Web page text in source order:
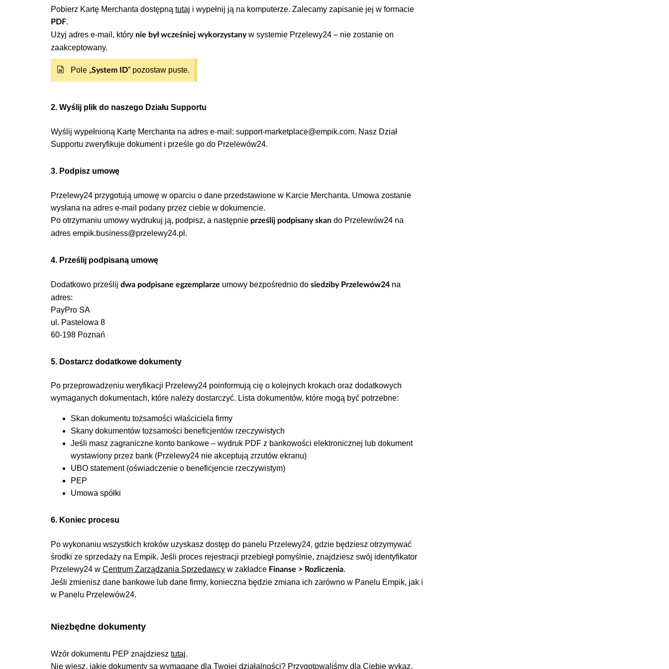
Wykonaj przelew weryfikacyjny (koszt 1,50 PLN), klikającZapłać online.
Krok 7: Dostarczenie dokumentów
Przejdź do:Moje konto > Szczegóły umowy > Prześlij dokumenty
Dołącz skany wymaganych dokumentów – w zależności od typu działalności.
Po zakończeniu całego procesu weryfikacji, swójidentyfikator P24znajdziesz w zakładce
RozliczeniawCentrum Zarządzania Sprzedawcy.
Pobierz Kartę Merchanta dostępną tutaj i wypełnij ją na komputerze. Zalecamy zapisanie jej w formacie
PDF.
Użyj adres e-mail, który nie był wcześniej wykorzystanyw systemie Przelewy24 – nie zostanie on
zaakceptowany.
Pole „System ID” pozostaw puste.
2. Wyślij plik do naszego Działu Supportu
Wyślij wypełnioną Kartę Merchanta na adres e-mail: support-marketplace@empik.com. Nasz Dział
Supportu zweryfikuje dokument i prześle go do Przelewów24.
3. Podpisz umowę
Przelewy24 przygotują umowę w oparciu o dane przedstawione w Karcie Merchanta. Umowa zostanie
wysłana na adres e-mail podany przez ciebie w dokumencie.
Po otrzymaniu umowy wydrukuj ją, podpisz, a następnie prześlij podpisany skan do Przelewów24 na
adres empik.business@przelewy24.pl .
4. Prześlij podpisaną umowę
Dodatkowo prześlij dwa podpisane egzemplarze umowy bezpośrednio do siedziby Przelewów24 na
adres:
PayPro SA
ul. Pastelowa 8
60-198 Poznań
5. Dostarcz dodatkowe dokumenty
Po przeprowadzeniu weryfikacji Przelewy24 poinformują cię o kolejnych krokach oraz dodatkowych
wymaganych dokumentach, które należy dostarczyć. Lista dokumentów, które mogą być potrzebne:
Skan dokumentu tożsamości właściciela firmy
Skany dokumentów tożsamości beneficjentów rzeczywistych
Jeśli masz zagraniczne konto bankowe – wydruk PDF z bankowości elektronicznej lub dokument
wystawiony przez bank (Przelewy24 nie akceptują zrzutów ekranu)
UBO statement (oświadczenie o beneficjencie rzeczywistym)
PEP
Umowa spółki
6. Koniec procesu
Po wykonaniu wszystkich kroków uzyskasz dostęp do panelu Przelewy24, gdzie będziesz otrzymywać
środki ze sprzedaży na Empik. Jeśli proces rejestracji przebiegł pomyślnie, znajdziesz swój identyfikator
Przelewy24 w Centrum Zarządzania Sprzedawcy w zakładce Finanse > Rozliczenia.
Jeśli zmienisz dane bankowe lub dane firmy, konieczna będzie zmiana ich zarówno w Panelu Empik, jak i
w Panelu Przelewów24.
Niezbędne dokumenty
Wzór dokumentu PEP znajdziesz tutaj.
Nie wiesz, jakie dokumenty są wymagane dla Twojej działalności? Przygotowaliśmy dla Ciebie wykaz.